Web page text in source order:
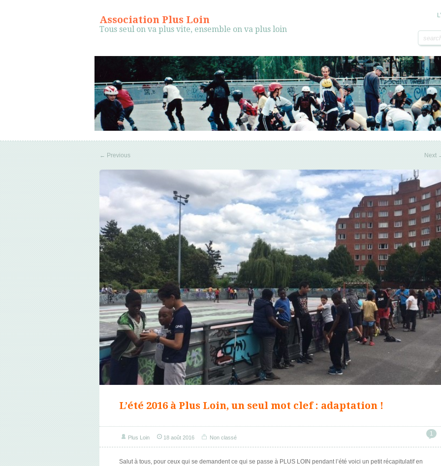
Association Plus Loin
Tous seul on va plus vite, ensemble on va plus loin
← Previous Next
L’été 2016 à Plus Loin, un seul mot clef : adaptation !
1
Plus Loin 18 août 2016 Non classé
Salut à tous, pour ceux qui se demandent ce qui se passe à PLUS LOIN pendant l’été voici un petit récapitulatif en